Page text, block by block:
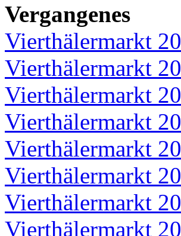
Vergangenes
Vierthälermarkt
Vierthälermarkt
Vierthälermarkt
Vierthälermarkt
Vierthälermarkt
Vierthälermarkt
Vierthälermarkt
Vierthälermarkt